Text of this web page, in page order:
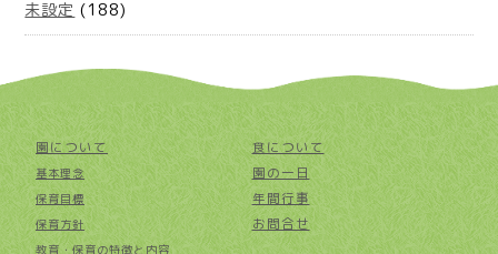
未設定 (188)
園について
基本理念
保育目標
保育方針
教育・保育の特徴と内容
食について
園の一日
年間行事
お問合せ